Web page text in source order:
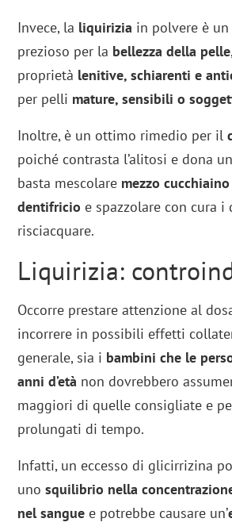
Invece, la liquirizia in polvere è
prezioso per la bellezza della pelle
proprietà lenitive, schiarenti e
per pelli mature, sensibili o
Inoltre, è un ottimo rimedio per il
poiché contrasta l’alitosi e dona
basta mescolare mezzo
dentifricio e spazzolare con cura
risciacquare.
Liquirizia:
Occorre prestare attenzione al
incorrere in possibili effetti
generale, sia i bambini che le
anni d’età non dovrebbero
maggiori di quelle consigliate e
prolungati di tempo.
Infatti, un eccesso di glicirrizina
unosquilibrio nella
nel sangue e potrebbe causare un’